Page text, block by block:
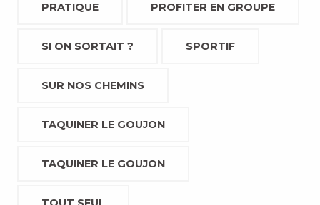
PRATIQUE PROFITER EN GROUPE
SI ON SORTAIT ? SPORTIF
SUR NOS CHEMINS
TAQUINER LE GOUJON
TAQUINER LE GOUJON